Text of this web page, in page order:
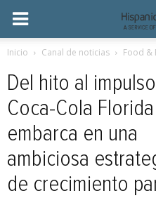
Inicio Canal de noticias Food &
Del hito al
Coca-Cola
embarca en una
ambiciosa
de crecimiento